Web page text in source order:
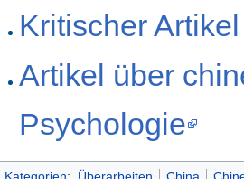
Kritischer
Artikel über
Psychologie